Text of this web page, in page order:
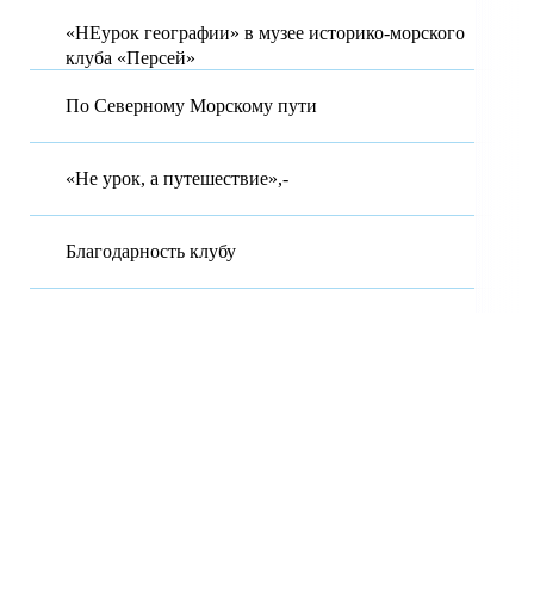
«НЕурок географии» в музее историко-морского
клуба «Персей»
По Северному Морскому пути
«Не урок, а путешествие»,-
Благодарность клубу